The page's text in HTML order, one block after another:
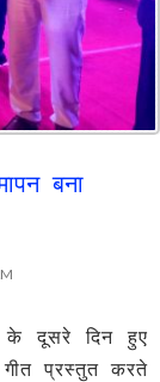
बना
के दूसरे दिन हुए
प्रस्तुत करते